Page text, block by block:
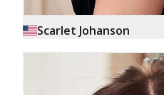
Scarlet Johanson